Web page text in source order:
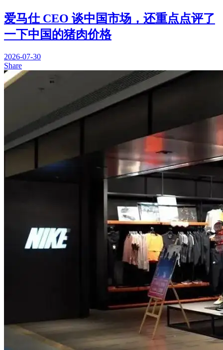
爱马仕 CEO 谈中国市场，还重点点评了
一下中国的猪肉价格
2026-07-30
Share